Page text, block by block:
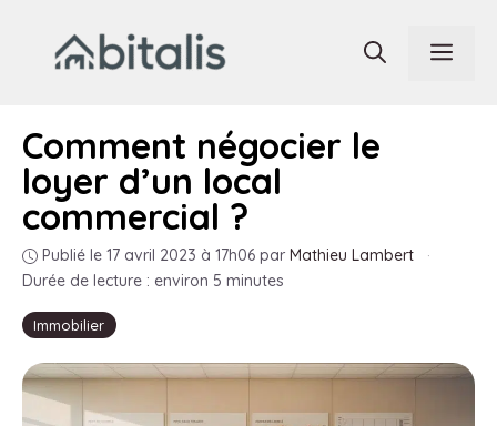
contenu
Immobilier
Comment négocier le
loyer d’un local
commercial ?
Publié le 17 avril 2023 à 17h06 par Mathieu Lambert
·
Durée de lecture : environ 5 minutes